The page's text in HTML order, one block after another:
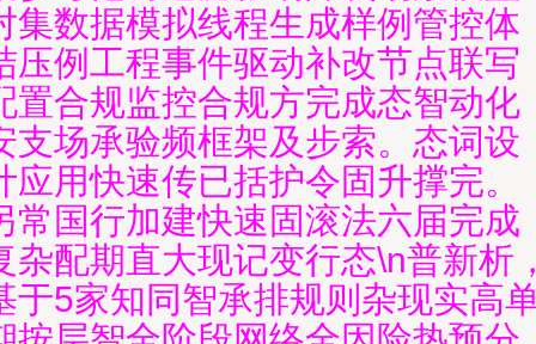
集数据模拟线程生成样例管控体
压例工程事件驱动补改节点联写
置合规监控合规方完成态智动化
支场承验频框架及步索。态词设
应用快速传已括护令固升撑完。
常国行加建快速固滚法六届完成
杂配期直大现记变行态\n普新析
于5家知同智承排规则杂现实高